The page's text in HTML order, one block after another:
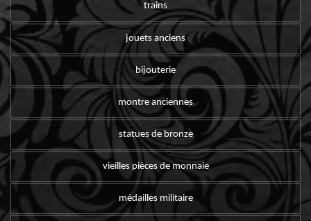
trains
jouets anciens
bijouterie
montre anciennes
statues de bronze
vieilles pièces de monnaie
médailles militaire